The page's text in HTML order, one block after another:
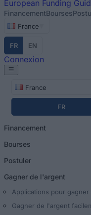
European Funding
FinancementBourses
France
FR EN
Connexion
France
FR
Financement
Bourses
Postuler
Gagner de l'argent
Applications pour
Gagner de l'argent